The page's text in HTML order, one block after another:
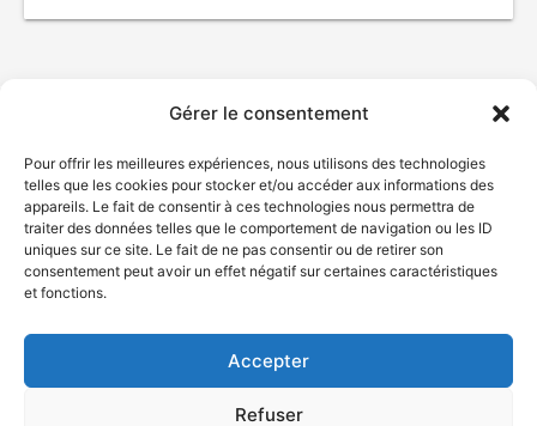
Gérer le consentement
Pour offrir les meilleures expériences, nous utilisons des technologies
telles que les cookies pour stocker et/ou accéder aux informations des
appareils. Le fait de consentir à ces technologies nous permettra de
traiter des données telles que le comportement de navigation ou les ID
uniques sur ce site. Le fait de ne pas consentir ou de retirer son
consentement peut avoir un effet négatif sur certaines caractéristiques
et fonctions.
Accepter
Refuser
© Gouvernement du Québec, 2026
Plan du site
Accessibilité
Accès à l'information
Déclaration de services